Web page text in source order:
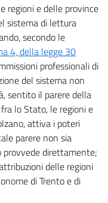
regioni e delle province
sistema di lettura
secondo le
4, della legge 30
professionali di
del sistema non
sentito il parere della
lo Stato, le regioni e
attiva i poteri
parere non sia
direttamente;
delle regioni
di Trento e di